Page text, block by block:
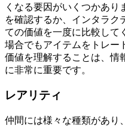
くなる要因がいくつかあり
を確認するか、インタラク
ての価値を一度に比較して
場合でもアイテムをトレー
価値を理解することは、情
に非常に重要です。
レアリティ
仲間には様々な種類があり